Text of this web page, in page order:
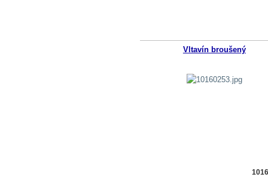
Vltavín broušený